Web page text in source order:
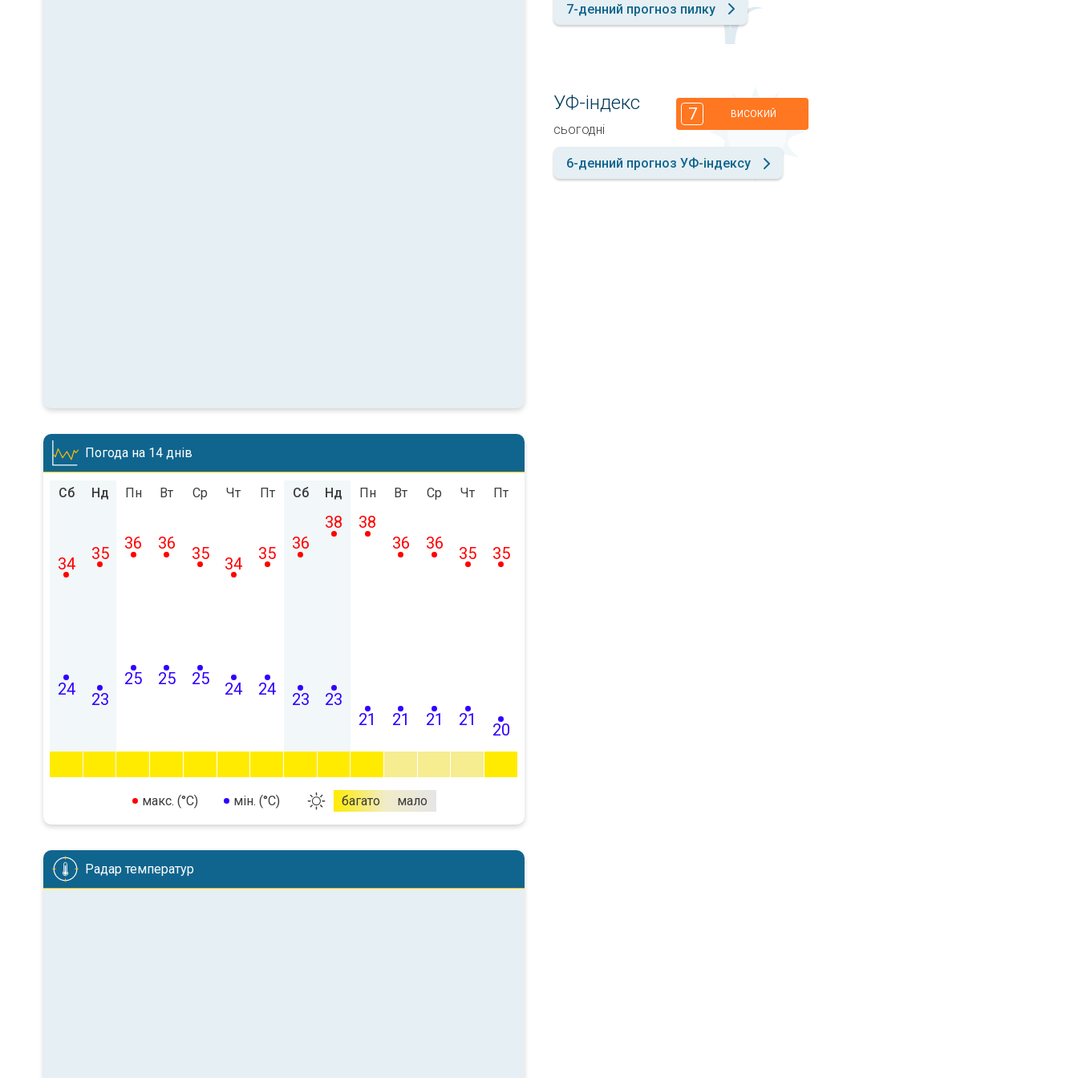
Погода на 14 днів
Сб
24
34
Нд
23
35
Пн
25
36
Вт
25
36
Ср
25
35
Чт
24
34
Пт
24
35
Сб
23
36
Нд
23
38
Пн
21
38
Вт
21
36
Ср
21
36
Чт
21
35
Пт
20
35
макс. (°C) мін. (°C) багато мало
Радар температур
7-денний прогноз пилку
УФ-індекс
сьогодні
7 ВИСОКИЙ
6-денний прогноз УФ-індексу